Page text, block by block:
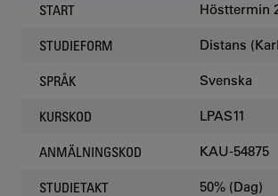
START Hösttermin
STUDIEFORM Distans
SPRÅK Svenska
KURSKOD LPAS11
ANMÄLNINGSKOD KAU-54875
STUDIETAKT 50% (Dag)